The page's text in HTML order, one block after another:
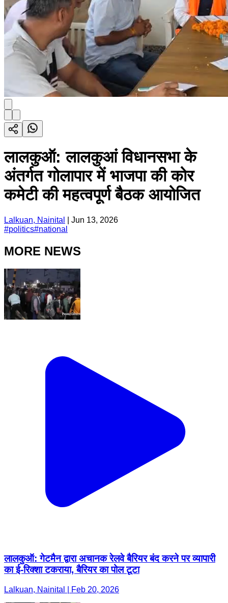
लालकुऑ: लालकुआं विधानसभा के
अंतर्गत गोलापार में भाजपा की कोर
कमेटी की महत्वपूर्ण बैठक आयोजित
Lalkuan, Nainital
Jun 13, 2026
#politics#national
MORE NEWS
लालकुऑ: गेटमैन द्वारा अचानक रेलवे बैरियर बंद करने पर व्यापारी
का ई-रिक्शा टकराया, बैरियर का पोल टूटा
Lalkuan, Nainital | Feb 20, 2026